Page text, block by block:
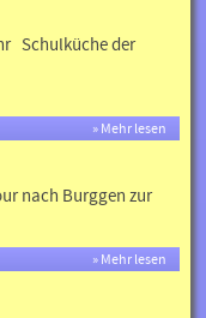
Schulküche der
» Mehr lesen
nach Burggen zur
» Mehr lesen